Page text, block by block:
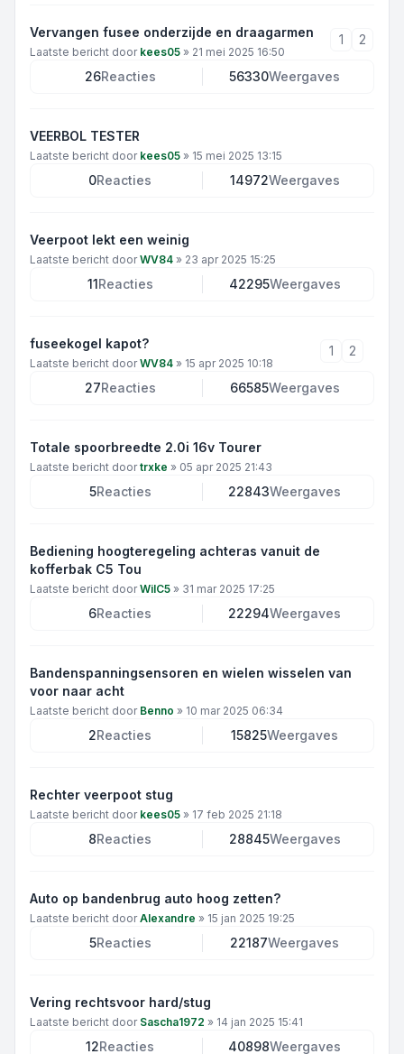
Vervangen fusee onderzijde en draagarmen
Laatste bericht door kees05 » 21 mei 2025 16:50
1 2
26Reacties 56330Weergaves
VEERBOL TESTER
Laatste bericht door kees05 » 15 mei 2025 13:15
0Reacties 14972Weergaves
Veerpoot lekt een weinig
Laatste bericht doorWV84 » 23 apr 2025 15:25
11Reacties 42295Weergaves
fuseekogel kapot?
Laatste bericht doorWV84 » 15 apr 2025 10:18
1 2
27Reacties 66585Weergaves
Totale spoorbreedte 2.0i 16v Tourer
Laatste bericht doortrxke » 05 apr 2025 21:43
5Reacties 22843Weergaves
Bediening hoogteregeling achteras vanuit de
kofferbak C5 Tou
Laatste bericht doorWilC5 » 31 mar 2025 17:25
6Reacties 22294Weergaves
Bandenspanningsensoren en wielen wisselen van
voor naar acht
Laatste bericht door Benno » 10 mar 2025 06:34
2Reacties 15825Weergaves
Rechter veerpoot stug
Laatste bericht door kees05 » 17 feb 2025 21:18
8Reacties 28845Weergaves
Auto op bandenbrug auto hoog zetten?
Laatste bericht doorAlexandre » 15 jan 2025 19:25
5Reacties 22187Weergaves
Vering rechtsvoor hard/stug
Laatste bericht door Sascha1972 » 14 jan 2025 15:41
12Reacties 40898Weergaves